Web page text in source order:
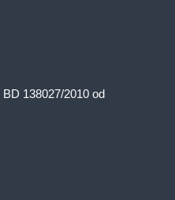
BD 138027/2010 od